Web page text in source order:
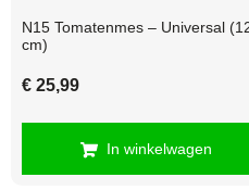
N15 Tomatenmes – Universal
cm)
€ 25,99
In winkelwagen